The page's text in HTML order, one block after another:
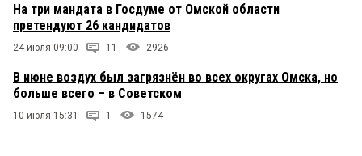
На три мандата в Госдуме от Омской области
претендуют 26 кандидатов
24 июля 09:00 11 2926
В июне воздух был загрязнён во всех округах Омска, но
больше всего – в Советском
10 июля 15:31 1 1574